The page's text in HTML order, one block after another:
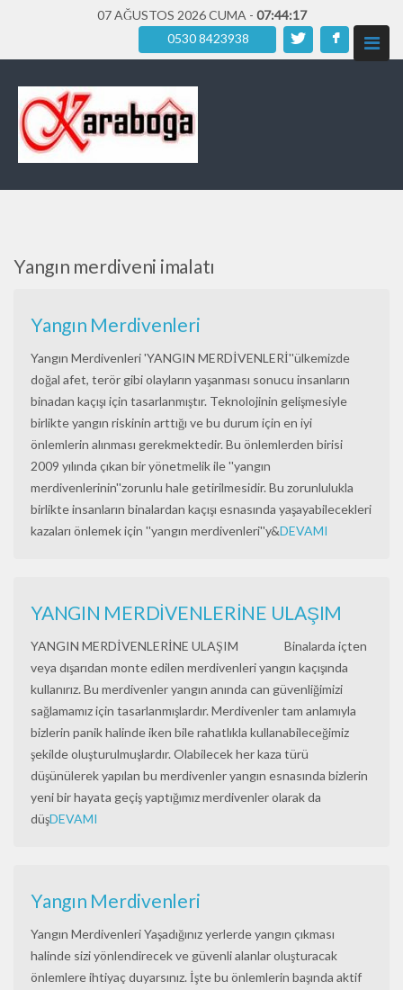
07 AĞUSTOS 2026 CUMA - 07:44:18
0530 8423938
Yangın merdiveni imalatı
Yangın Merdivenleri
Yangın Merdivenleri 'YANGIN MERDİVENLERİ''ülkemizde
doğal afet, terör gibi olayların yaşanması sonucu insanların
binadan kaçışı için tasarlanmıştır. Teknolojinin gelişmesiyle
birlikte yangın riskinin arttığı ve bu durum için en iyi
önlemlerin alınması gerekmektedir. Bu önlemlerden birisi
2009 yılında çıkan bir yönetmelik ile ''yangın
merdivenlerinin''zorunlu hale getirilmesidir. Bu zorunlulukla
birlikte insanların binalardan kaçışı esnasında yaşayabilecekleri
kazaları önlemek için ''yangın merdivenleri''y&DEVAMI
YANGIN MERDİVENLERİNE ULAŞIM
YANGIN MERDİVENLERİNE ULAŞIM Binalarda içten
veya dışarıdan monte edilen merdivenleri yangın kaçışında
kullanırız. Bu merdivenler yangın anında can güvenliğimizi
sağlamamız için tasarlanmışlardır. Merdivenler tam anlamıyla
bizlerin panik halinde iken bile rahatlıkla kullanabileceğimiz
şekilde oluşturulmuşlardır. Olabilecek her kaza türü
düşünülerek yapılan bu merdivenler yangın esnasında bizlerin
yeni bir hayata geçiş yaptığımız merdivenler olarak da
düşDEVAMI
Yangın Merdivenleri
Yangın Merdivenleri Yaşadığınız yerlerde yangın çıkması
halinde sizi yönlendirecek ve güvenli alanlar oluşturacak
önlemlere ihtiyaç duyarsınız. İşte bu önlemlerin başında aktif